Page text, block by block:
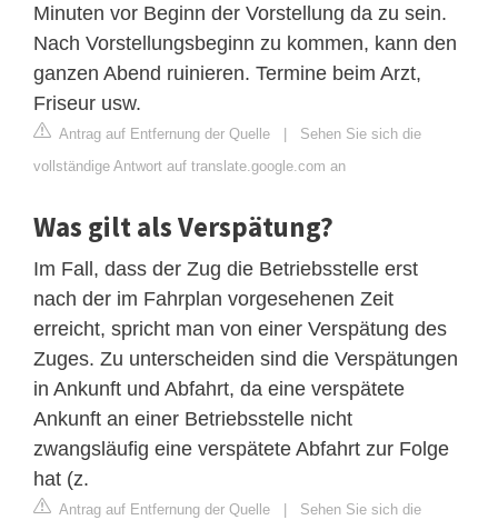
Minuten vor Beginn der Vorstellung da zu sein.
Nach Vorstellungsbeginn zu kommen, kann den
ganzen Abend ruinieren. Termine beim Arzt,
Friseur usw.
Antrag auf Entfernung der Quelle | Sehen Sie sich die
vollständige Antwort auf translate.google.com an
Was gilt als Verspätung?
Im Fall, dass der Zug die Betriebsstelle erst
nach der im Fahrplan vorgesehenen Zeit
erreicht, spricht man von einer Verspätung des
Zuges. Zu unterscheiden sind die Verspätungen
in Ankunft und Abfahrt, da eine verspätete
Ankunft an einer Betriebsstelle nicht
zwangsläufig eine verspätete Abfahrt zur Folge
hat (z.
Antrag auf Entfernung der Quelle | Sehen Sie sich die